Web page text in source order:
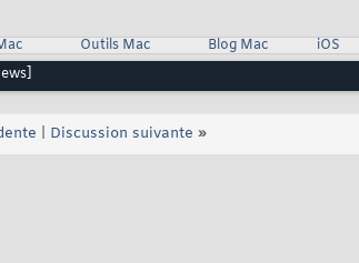
Outils Mac Blog Mac iOS
Discussion suivante »